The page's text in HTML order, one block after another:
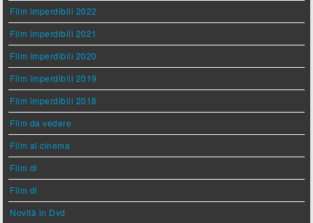
Film imperdibili 2022
Film imperdibili 2021
Film imperdibili 2020
Film imperdibili 2019
Film imperdibili 2018
Film da vedere
Film al cinema
Film di
Film di
Novità in Dvd